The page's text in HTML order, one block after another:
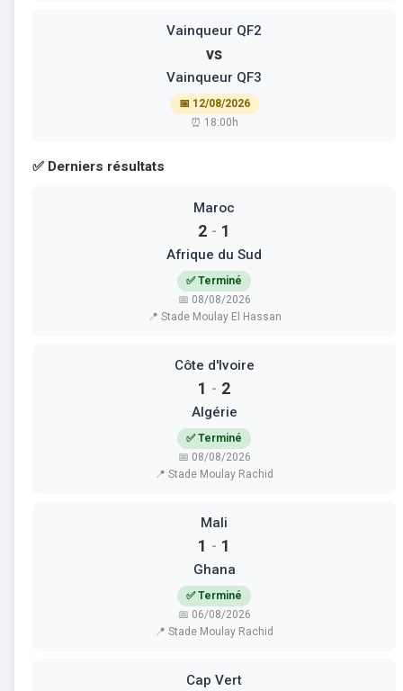
Vainqueur QF2
vs
Vainqueur QF3
📅 12/08/2026
⏰ 18:00h
✅ Derniers résultats
Maroc
2 - 1
Afrique du Sud
✅ Terminé
📅 08/08/2026
📍 Stade Moulay El Hassan
Côte d'Ivoire
1 - 2
Algérie
✅ Terminé
📅 08/08/2026
📍 Stade Moulay Rachid
Mali
1 - 1
Ghana
✅ Terminé
📅 06/08/2026
📍 Stade Moulay Rachid
Cap Vert